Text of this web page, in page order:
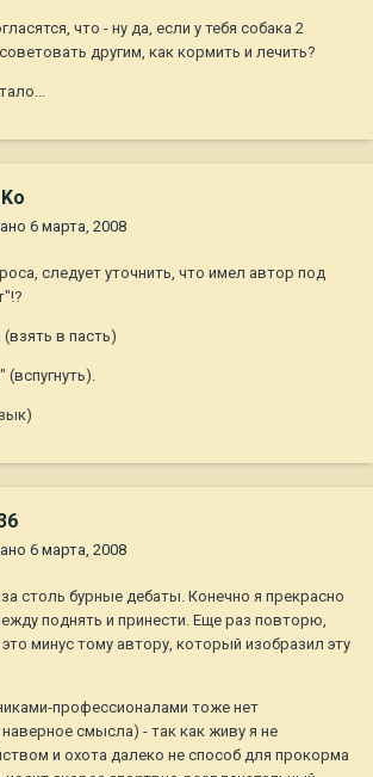
что - ну да, если у тебя собака 2
другим, как кормить и лечить?
6 марта, 2008
следует уточнить, что имел автор под
в пасть)
(вспугнуть).
6 марта, 2008
столь бурные дебаты. Конечно я прекрасно
поднять и принести. Еще раз повторю,
минус тому автору, который изобразил эту
профессионалами тоже нет
смысла) - так как живу я не
и охота далеко не способ для прокорма